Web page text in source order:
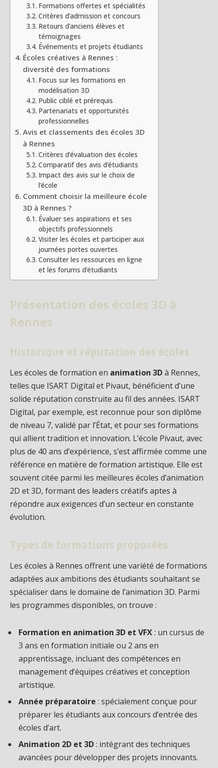
Formations offertes et spécialités
Critères d’admission et concours
Retours d’anciens élèves et
témoignages
Événements et projets étudiants
Écoles créatives à Rennes :
diversité des formations
Focus sur les formations en
modélisation 3D
Public ciblé et prérequis
Partenariats et opportunités
professionnelles
Avis et classements des écoles 3D
à Rennes
Critères d’évaluation des écoles
Comparatif des avis d’étudiants
Impact des avis sur le choix de
l’école
Comment choisir la meilleure école
3D à Rennes ?
Évaluer ses aspirations et ses
objectifs professionnels
Visiter les écoles et participer aux
journées portes ouvertes
Consulter les ressources en ligne
et les forums d’étudiants
Présentation des écoles 3D à
Rennes
Historique et réputation des écoles
Les écoles de formation en animation 3Dà Rennes,
telles que ISART Digital et Pivaut, bénéficient d’une
solide réputation construite au fil des années. ISART
Digital, par exemple, est reconnue pour son diplôme
de niveau 7, validé par l’État, et pour ses formations
qui allient tradition et innovation. L’école Pivaut, avec
plus de 40 ans d’expérience, s’est affirmée comme une
référence en matière de formation artistique. Elle est
souvent citée parmi les meilleures écoles d’animation
2D et 3D, formant des leaders créatifs aptes à
répondre aux exigences d’un secteur en constante
évolution.
Types de formations proposées
Les écoles à Rennes offrent une variété de formations
adaptées aux ambitions des étudiants souhaitant se
spécialiser dans le domaine de l’animation 3D. Parmi
les programmes disponibles, on trouve :
Formation en animation 3D et VFX: un cursus de
3 ans en formation initiale ou 2 ans en
apprentissage, incluant des compétences en
management d’équipes créatives et conception
artistique.
Année préparatoire : spécialement conçue pour
préparer les étudiants aux concours d’entrée des
écoles d’art.
Animation 2D et 3D: intégrant des techniques
avancées pour développer des projets innovants.